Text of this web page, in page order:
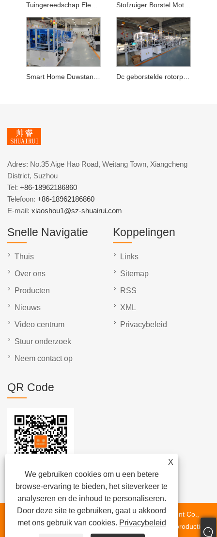
Tuingereedschap Elektrische kettingzaag Borstelmotor Productielijn
X
We gebruiken cookies om u een betere
browse-ervaring te bieden, het siteverkeer te
analyseren en de inhoud te personaliseren.
Door deze site te gebruiken, gaat u akkoord
met ons gebruik van cookies. Privacybeleid
Adres: No.35 Aige Hao Road, Weitang Town, Xiangcheng
District, Suzhou
Tel: +86-18962186860
Telefoon: +86-18962186860
E-mail: xiaoshou1@sz-shuairui.com
Snelle Navigatie
Thuis
Over ons
Producten
Nieuws
Video centrum
Stuur onderzoek
Neem contact op
Koppelingen
Links
Sitemap
RSS
XML
Privacybeleid
QR Code
Copyright © 2022 Suzhou Shuairui Automation Equipment Co.,
Ltd Brushless Motor Production Line, borstelloze statorproductie -